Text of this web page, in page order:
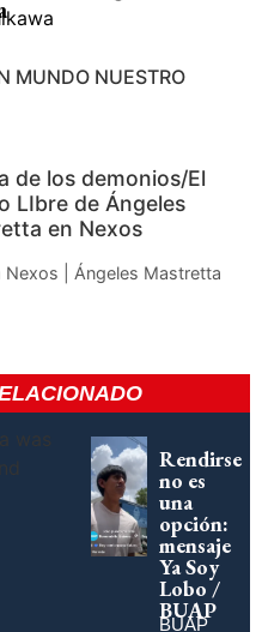
MUNDO NUESTRO
de los demonios/El
LIbre de Ángeles
en Nexos
Nexos | Ángeles Mastretta
was
Rendirse
no es
una
opción:
mensaje
Ya Soy
Lobo /
BUAP
BUAP